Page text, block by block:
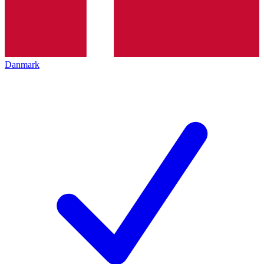
Danmark